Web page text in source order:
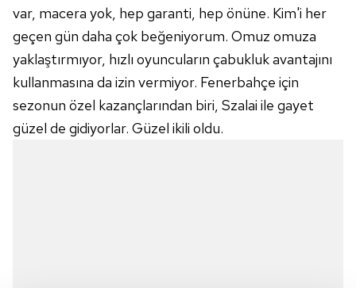
var, macera yok, hep garanti, hep önüne. Kim'i her
geçen gün daha çok beğeniyorum. Omuz omuza
yaklaştırmıyor, hızlı oyuncuların çabukluk avantajını
kullanmasına da izin vermiyor. Fenerbahçe için
sezonun özel kazançlarından biri, Szalai ile gayet
güzel de gidiyorlar. Güzel ikili oldu.